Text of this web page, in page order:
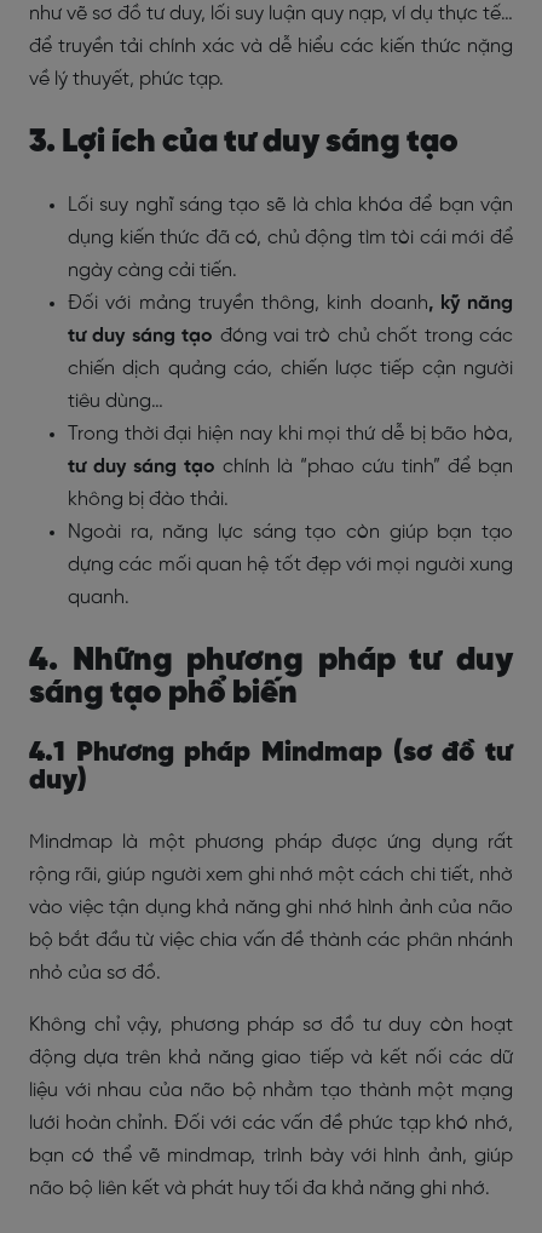
như vẽ sơ đồ tư duy, lối suy luận quy nạp, ví dụ thực tế…
để truyền tải chính xác và dễ hiểu các kiến thức nặng
về lý thuyết, phức tạp.
3. Lợi ích của tư duy sáng tạo
Lối suy nghĩ sáng tạo sẽ là chìa khóa để bạn vận
dụng kiến thức đã có, chủ động tìm tòi cái mới để
ngày càng cải tiến.
Đối với mảng truyền thông, kinh doanh, kỹ năng
tư duy sáng tạo đóng vai trò chủ chốt trong các
chiến dịch quảng cáo, chiến lược tiếp cận người
tiêu dùng…
Trong thời đại hiện nay khi mọi thứ dễ bị bão hòa,
tư duy sáng tạo chính là “phao cứu tinh” để bạn
không bị đào thải.
Ngoài ra, năng lực sáng tạo còn giúp bạn tạo
dựng các mối quan hệ tốt đẹp với mọi người xung
quanh.
4. Những phương pháp tư duy
sáng tạo phổ biến
4.1 Phương pháp Mindmap (sơ đồ tư
duy)
Mindmap là một phương pháp được ứng dụng rất
rộng rãi, giúp người xem ghi nhớ một cách chi tiết, nhờ
vào việc tận dụng khả năng ghi nhớ hình ảnh của não
bộ bắt đầu từ việc chia vấn đề thành các phân nhánh
nhỏ của sơ đồ.
Không chỉ vậy, phương pháp sơ đồ tư duy còn hoạt
động dựa trên khả năng giao tiếp và kết nối các dữ
liệu với nhau của não bộ nhằm tạo thành một mạng
lưới hoàn chỉnh. Đối với các vấn đề phức tạp khó nhớ,
bạn có thể vẽ mindmap, trình bày với hình ảnh, giúp
não bộ liên kết và phát huy tối đa khả năng ghi nhớ.